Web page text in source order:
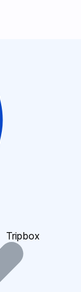
Tripbox